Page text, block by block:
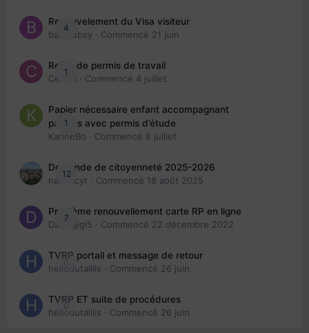
4
Renouvelement du Visa visiteur
babibubsy · Commencé 21 juin
1
Refus de permis de travail
Cedbri · Commencé 4 juillet
1
Papier nécessaire enfant accompagnant
parents avec permis d’étude
KarineBo · Commencé 8 juillet
12
Demande de citoyenneté 2025-2026
nanancyr · Commencé 18 août 2025
7
Problème renouvellement carte RP en ligne
Davidgigi5 · Commencé 22 décembre 2022
0
TVRP portail et message de retour
hellodutaillis · Commencé 26 juin
0
TVRP ET suite de procédures
hellodutaillis · Commencé 26 juin